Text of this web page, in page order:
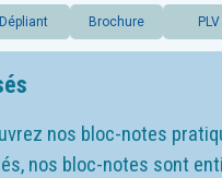
Dépliant Brochure PLV
nos bloc-notes
nos bloc-notes sont